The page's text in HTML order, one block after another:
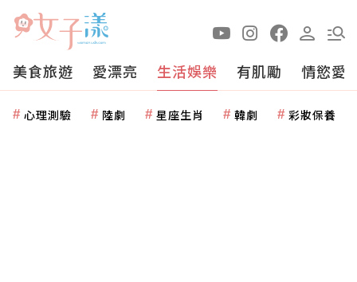
美食旅遊 愛漂亮 生活娛樂 有肌勵 情慾愛
心理測驗 陸劇 星座生肖 韓劇 彩妝保養